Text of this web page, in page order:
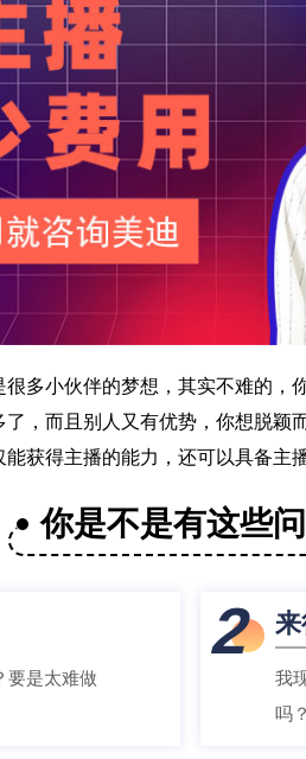
很多小伙伴的梦想，其实不难的，
，而且别人又有优势，你想脱颖
能获得主播的能力，还可以具备主
你是不是有这些
要是太难做
2
我
吗